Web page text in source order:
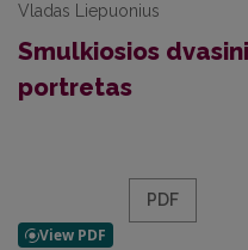
Vladas Liepuonius
Smulkiosios
portretas
PDF